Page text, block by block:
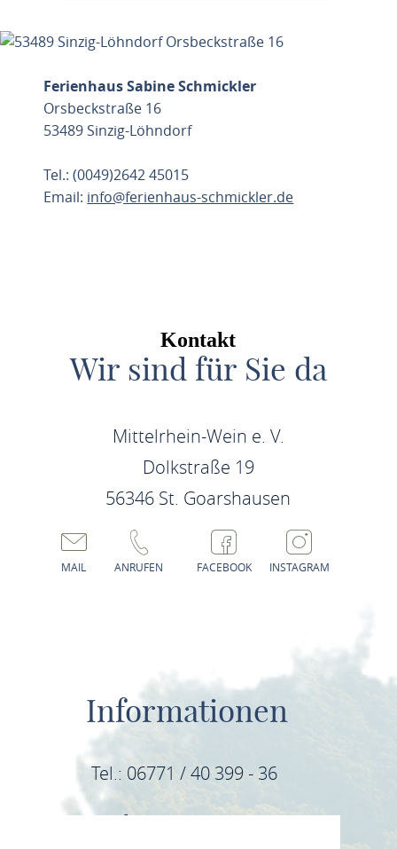
Ferienhaus Sabine Schmickler
Orsbeckstraße 16
53489 Sinzig-Löhndorf
Tel.: (0049)2642 45015
Email: info@ferienhaus-schmickler.de
Kontakt
Wir sind für Sie da
Mittelrhein-Wein e. V.
Dolkstraße 19
56346 St. Goarshausen
MAIL ANRUFEN FACEBOOK INSTAGRAM
Informationen
Tel.: 06771 / 40 399 - 36
E-Mail: info@mittelrhein-wein.com